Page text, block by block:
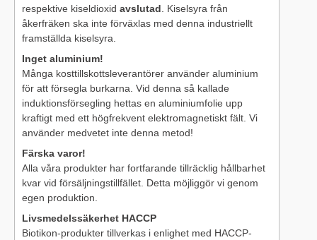
respektive kiseldioxid avslutad . Kiselsyra från
åkerfräken ska inte förväxlas med denna industriellt
framställda kiselsyra.
Inget aluminium!
Många kosttillskottsleverantörer använder aluminium
för att försegla burkarna. Vid denna så kallade
induktionsförsegling hettas en aluminiumfolie upp
kraftigt med ett högfrekvent elektromagnetiskt fält. Vi
använder medvetet inte denna metod!
Färska varor!
Alla våra produkter har fortfarande tillräcklig hållbarhet
kvar vid försäljningstillfället. Detta möjliggör vi genom
egen produktion.
Livsmedelssäkerhet HACCP
Biotikon-produkter tillverkas i enlighet med HACCP-